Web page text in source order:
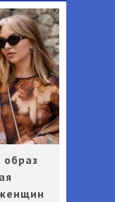
Офисный дресс-код для мужчин 2025 - Деловой стиль одежды для мужчин: образы и аксессуары в 2025 году